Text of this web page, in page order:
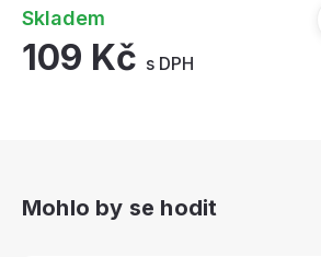
Skladem
109 Kč s DPH
Mohlo by se hodit